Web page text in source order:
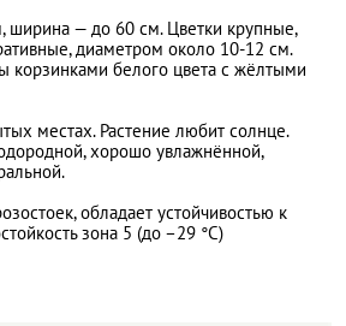
ширина — до 60 см. Цветки крупные,
диаметром около 10-12 см.
корзинками белого цвета с жёлтыми
местах. Растение любит солнце.
хорошо увлажнённой,
обладает устойчивостью к
зона 5 (до –29 °С)